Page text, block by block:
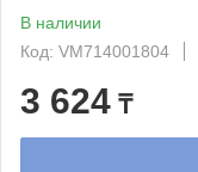
В наличии
Код: VM714001804
3 624 ₸